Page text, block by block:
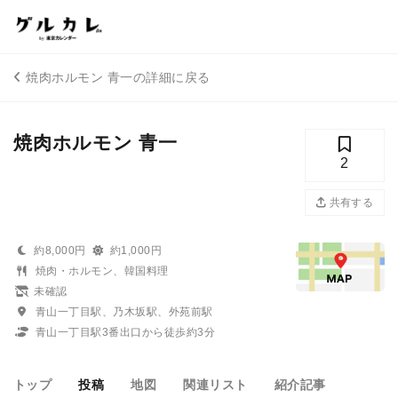
焼肉ホルモン 青一の詳細に戻る
焼肉ホルモン 青一
2
共有する
約8,000円
約1,000円
焼肉・ホルモン、韓国料理
未確認
青山一丁目駅、乃木坂駅、外苑前駅
青山一丁目駅3番出口から徒歩約3分
トップ 投稿 地図 関連リスト 紹介記事